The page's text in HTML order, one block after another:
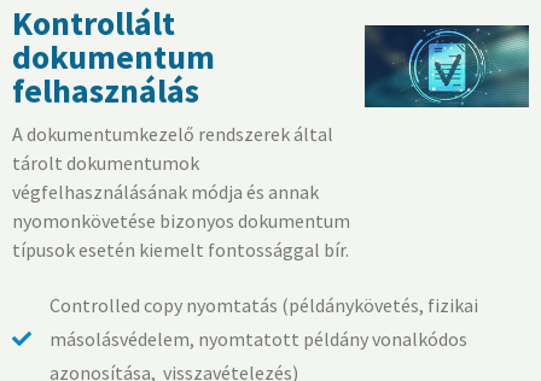
Kontrollált
dokumentum
felhasználás
A dokumentumkezelő rendszerek által
tárolt dokumentumok
végfelhasználásának módja és annak
nyomonkövetése bizonyos dokumentum
típusok esetén kiemelt fontossággal bír.
Controlled copy nyomtatás (példánykövetés, fizikai
másolásvédelem, nyomtatott példány vonalkódos
azonosítása, visszavételezés)